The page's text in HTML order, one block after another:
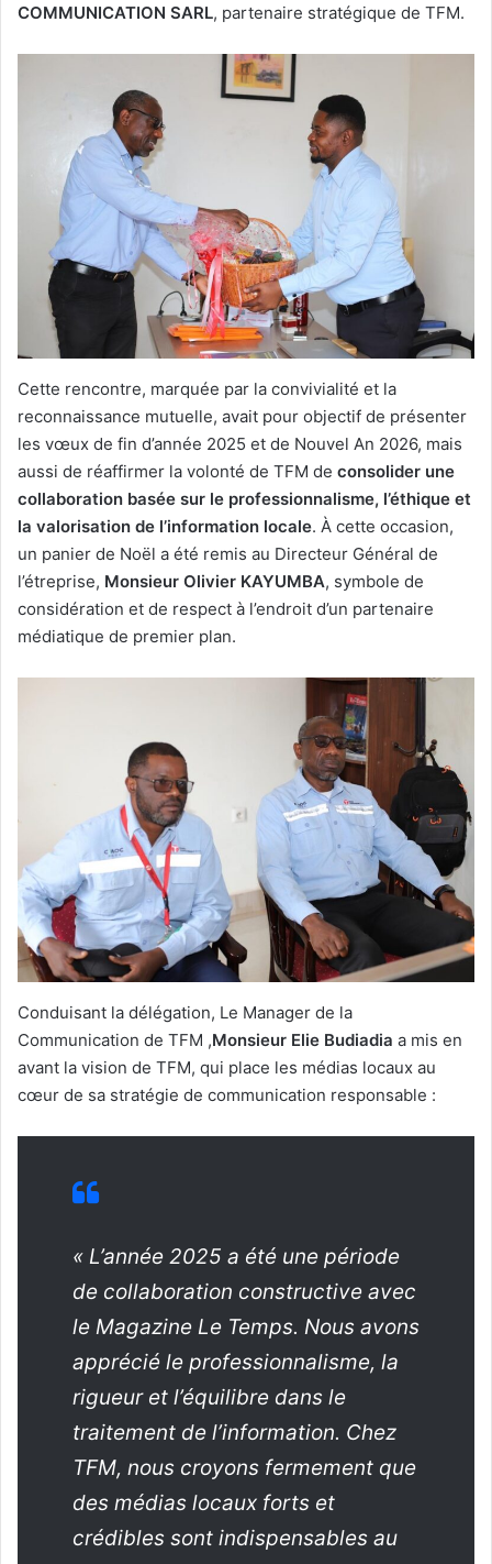
COMMUNICATION SARL, partenaire stratégique de TFM.
Cette rencontre, marquée par la convivialité et la
reconnaissance mutuelle, avait pour objectif de présenter
les vœux de fin d’année 2025 et de Nouvel An 2026, mais
aussi de réaffirmer la volonté de TFM de consolider une
collaboration basée sur le professionnalisme, l’éthique et
la valorisation de l’information locale. À cette occasion,
un panier de Noël a été remis au Directeur Général de
l’étreprise, Monsieur Olivier KAYUMBA, symbole de
considération et de respect à l’endroit d’un partenaire
médiatique de premier plan.
Conduisant la délégation, Le Manager de la
Communication de TFM ,Monsieur Elie Budiadia a mis en
avant la vision de TFM, qui place les médias locaux au
cœur de sa stratégie de communication responsable :
« L’année 2025 a été une période
de collaboration constructive avec
le Magazine Le Temps. Nous avons
apprécié le professionnalisme, la
rigueur et l’équilibre dans le
traitement de l’information. Chez
TFM, nous croyons fermement que
des médias locaux forts et
crédibles sont indispensables au